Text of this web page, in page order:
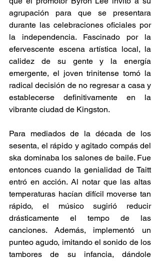
agrupación para que se presentara
durante las celebraciones oficiales por
la independencia. Fascinado por la
efervescente escena artística local, la
calidez de su gente y la energía
emergente, el joven trinitense tomó la
radical decisión de no regresar a casa y
establecerse definitivamente en la
vibrante ciudad de Kingston.
Para mediados de la década de los
sesenta, el rápido y agitado compás del
ska dominaba los salones de baile. Fue
entonces cuando la genialidad de Taitt
entró en acción. Al notar que las altas
temperaturas hacían difícil moverse tan
rápido, el músico sugirió reducir
drásticamente el tempo de las
canciones. Además, implementó un
punteo agudo, imitando el sonido de los
tambores de su infancia, dándole